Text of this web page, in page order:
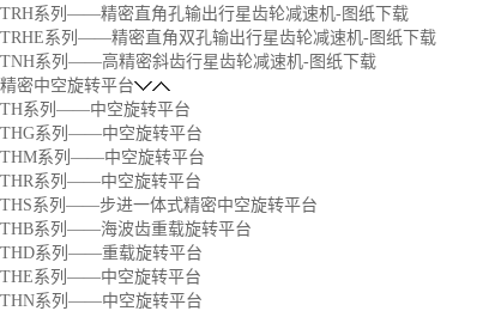
TRH系列——精密直角孔输出行星齿轮减速机-图纸下载
TRHE系列——精密直角双孔输出行星齿轮减速机-图纸下载
TNH系列——高精密斜齿行星齿轮减速机-图纸下载
精密中空旋转平台
TH系列——中空旋转平台
THG系列——中空旋转平台
THM系列——中空旋转平台
THR系列——中空旋转平台
THS系列——步进一体式精密中空旋转平台
THB系列——海波齿重载旋转平台
THD系列——重载旋转平台
THE系列——中空旋转平台
THN系列——中空旋转平台